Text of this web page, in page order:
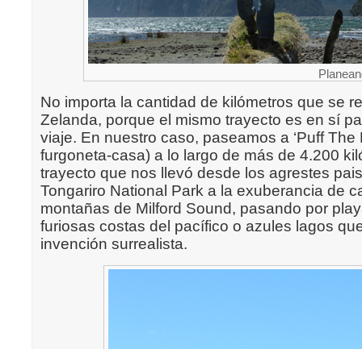
No importa la cantidad de kilómetros que se
Zelanda, porque el mismo trayecto es en sí
viaje. En nuestro caso, paseamos a ‘Puff The
furgoneta-casa) a lo largo de más de 4.200
trayecto que nos llevó desde los agrestes
Tongariro National Park a la exuberancia de
montañas de Milford Sound, pasando por
furiosas costas del pacífico o azules lagos
invención surrealista.